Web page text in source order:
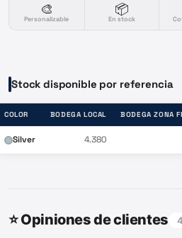
🎨
Personalizable
📦
En stock
Stock disponible por referencia
COLOR BODEGA LOCAL BODEGA ZONA
Silver 4.380
⭐ Opiniones de clientes